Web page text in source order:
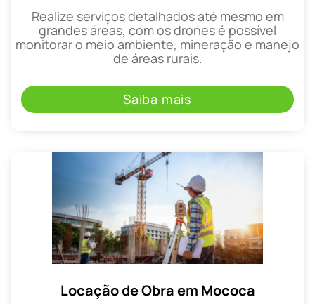
Realize serviços detalhados até mesmo em
grandes áreas, com os drones é possível
monitorar o meio ambiente, mineração e manejo
de áreas rurais.
Saiba mais
Locação de Obra em Mococa